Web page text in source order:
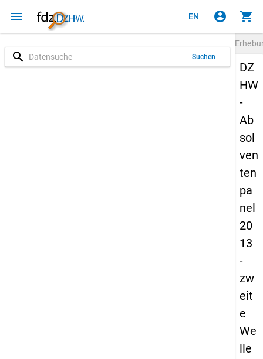
menu EN account_circle shopping_cart
search Suchen
DZ
HW
-
Ab
sol
ven
ten
pa
nel
20
13
-
zw
eit
e
We
lle